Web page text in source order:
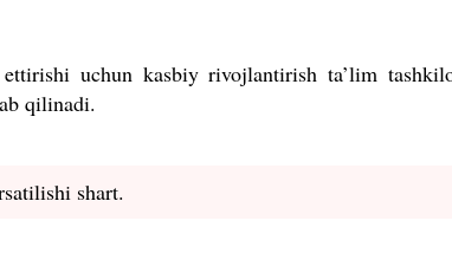
uchun kasbiy rivojlantirish ta’lim
qilinadi.
shart.